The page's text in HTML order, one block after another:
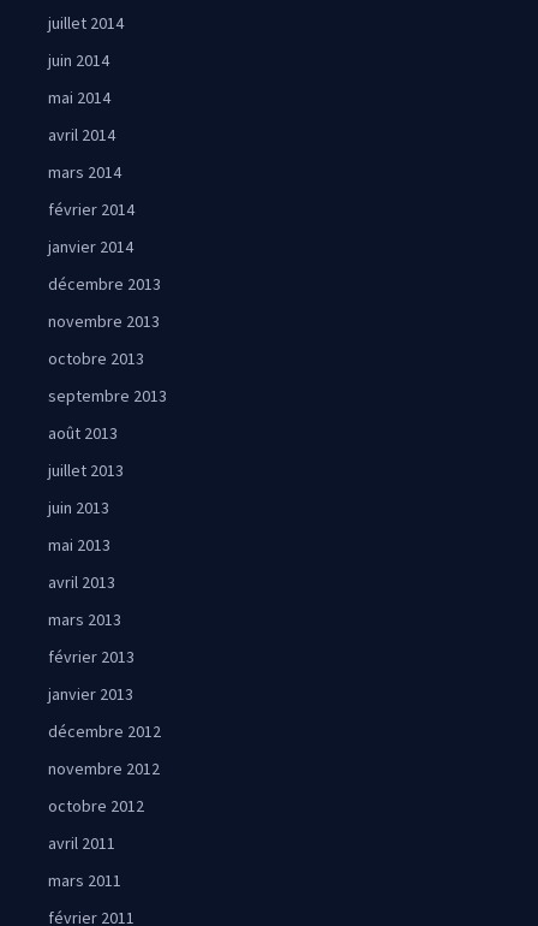
juillet 2014
juin 2014
mai 2014
avril 2014
mars 2014
février 2014
janvier 2014
décembre 2013
novembre 2013
octobre 2013
septembre 2013
août 2013
juillet 2013
juin 2013
mai 2013
avril 2013
mars 2013
février 2013
janvier 2013
décembre 2012
novembre 2012
octobre 2012
avril 2011
mars 2011
février 2011